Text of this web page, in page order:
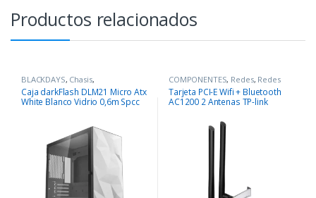
Productos relacionados
BLACKDAYS, Chasis,
COMPONENTES
Caja darkFlash DLM21 Micro Atx
White Blanco Vidrio 0,6m Spcc
COMPONENTES, Redes, Redes
Tarjeta PCI-E Wifi + Bluetooth
AC1200 2 Antenas TP-link